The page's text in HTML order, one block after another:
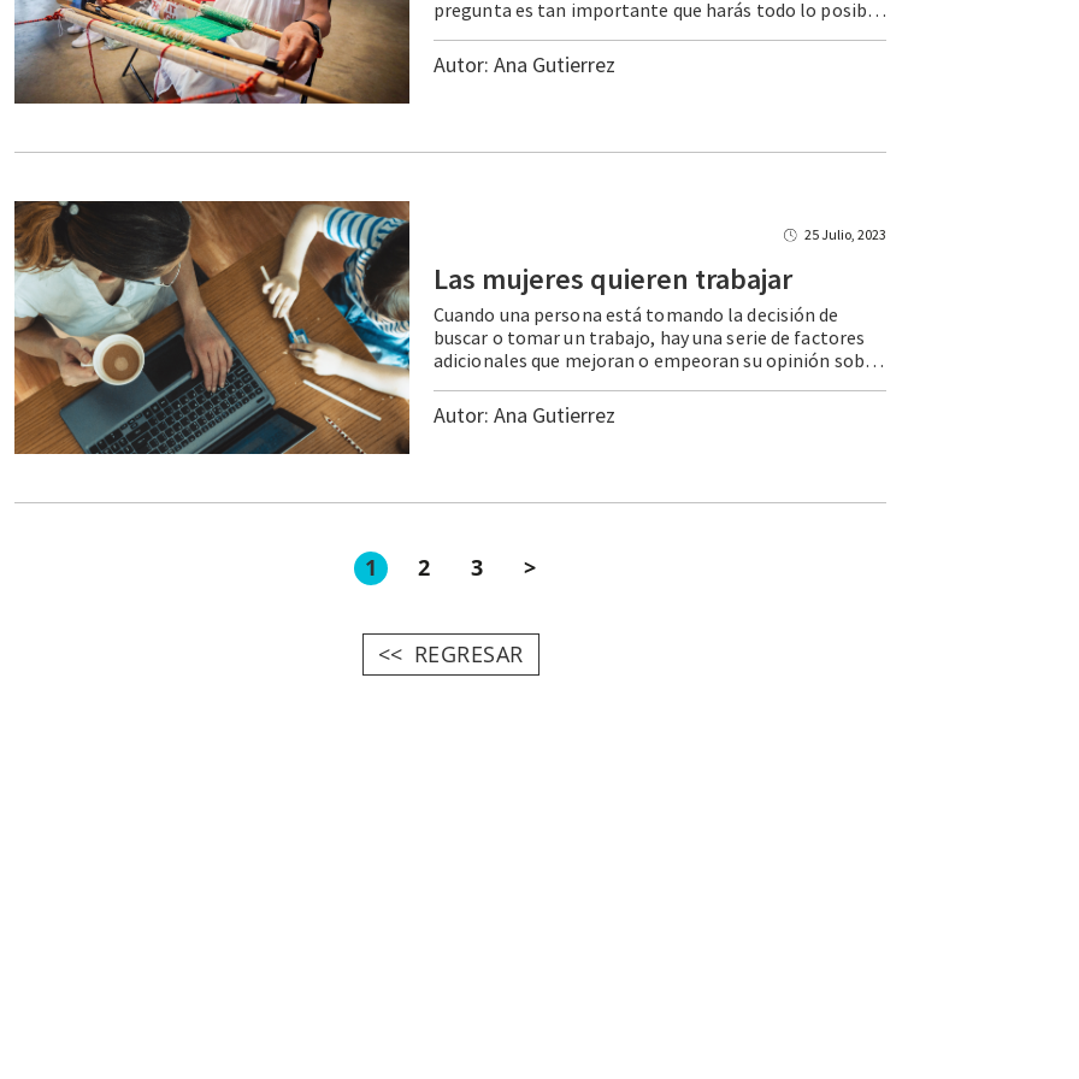
pregunta es tan importante que harás todo lo posible para encontrar la respuesta”, eso dijo Claudia Goldin, la ganadora del Premio Nobel de Economía 2023, después del anuncio de la Real Academia Sueca de Ciencias. ¿Cuál es la pregunta … Continue reading El Nobel a una detective
Autor: Ana Gutierrez
25 Julio, 2023
Las mujeres quieren trabajar
Cuando una persona está tomando la decisión de
buscar o tomar un trabajo, hay una serie de factores
adicionales que mejoran o empeoran su opinión sobre el empleo: la flexibilidad que ofrece, las actividades que implica, los horarios en los que se realiza… Todo eso pesa, y frecuentemente no se trata solo de tener cualquier … Continue reading Las mujeres quieren trabajar
Autor: Ana Gutierrez
1 2 3 >
REGRESAR